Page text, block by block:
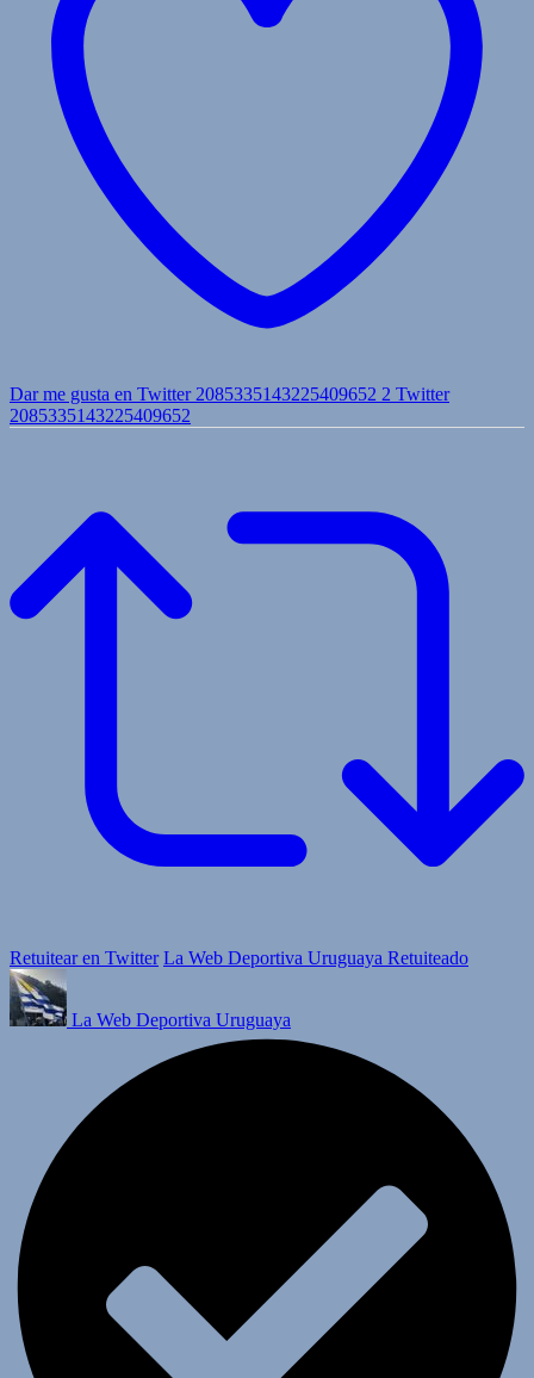
Dar me gusta en Twitter 2085335143225409652 2 Twitter
2085335143225409652
Retuitear en Twitter La Web Deportiva Uruguaya Retuiteado
La Web Deportiva Uruguaya